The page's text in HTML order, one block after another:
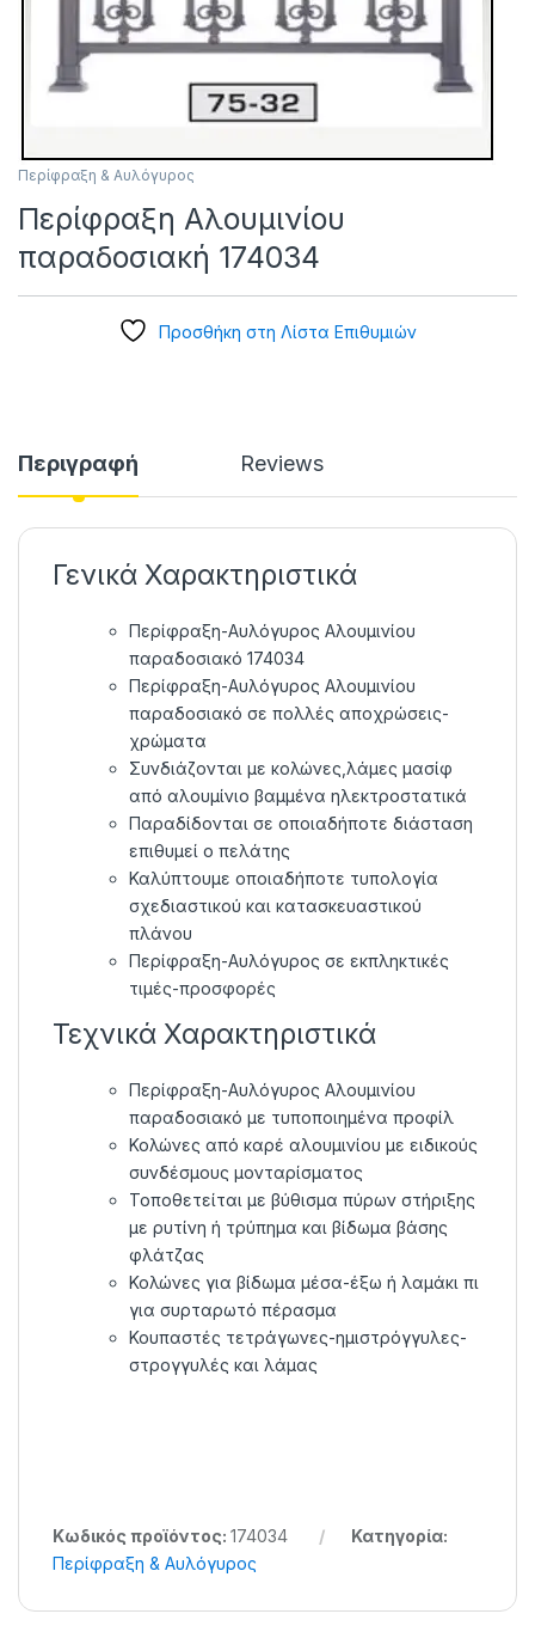
Περίφραξη & Αυλόγυρος
Περίφραξη Αλουμινίου
παραδοσιακή 174034
Προσθήκη στη Λίστα Επιθυμιών
Περιγραφή Reviews
Γενικά Χαρακτηριστικά
Περίφραξη-Αυλόγυρος Αλουμινίου
παραδοσιακό 174034
Περίφραξη-Αυλόγυρος Αλουμινίου
παραδοσιακό σε πολλές αποχρώσεις-
χρώματα
Συνδιάζονται με κολώνες,λάμες μασίφ
από αλουμίνιο βαμμένα ηλεκτροστατικά
Παραδίδονται σε οποιαδήποτε διάσταση
επιθυμεί ο πελάτης
Καλύπτουμε οποιαδήποτε τυπολογία
σχεδιαστικού και κατασκευαστικού
πλάνου
Περίφραξη-Αυλόγυρος σε εκπληκτικές
τιμές-προσφορές
Τεχνικά Χαρακτηριστικά
Περίφραξη-Αυλόγυρος Αλουμινίου
παραδοσιακό με τυποποιημένα προφίλ
Κολώνες από καρέ αλουμινίου με ειδικούς
συνδέσμους μονταρίσματος
Τοποθετείται με βύθισμα πύρων στήριξης
με ρυτίνη ή τρύπημα και βίδωμα βάσης
φλάτζας
Κολώνες για βίδωμα μέσα-έξω ή λαμάκι πι
για συρταρωτό πέρασμα
Κουπαστές τετράγωνες-ημιστρόγγυλες-
στρογγυλές και λάμας
Κωδικός προϊόντος: 174034
Κατηγορία:
Περίφραξη & Αυλόγυρος